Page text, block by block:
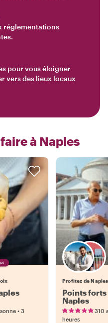
réglementations
pour vous éloigner
vers des lieux locaux
à Naples
favori
• 3
Profitez de
Points
Naples
310
heures